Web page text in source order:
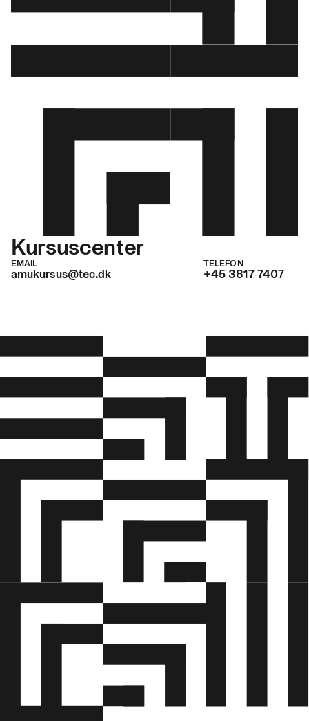
Kursuscenter
EMAIL
amukursus@tec.dk
TELEFON
+45 3817 7407